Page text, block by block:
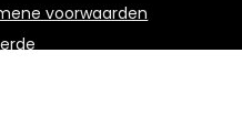
voorwaarden